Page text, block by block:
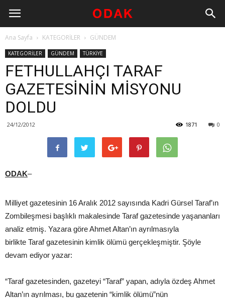
Ana Sayfa KATEGORİLER GÜNDEM
KATEGORİLER GÜNDEM TÜRKİYE
FETHULLAHÇI TARAF
GAZETESİNİN MİSYONU
DOLDU
24/12/2012 0
1871
ODAK–
Milliyet gazetesinin 16 Aralık 2012 sayısında Kadri Gürsel Taraf’ın
Zombileşmesi başlıklı makalesinde Taraf gazetesinde yaşananları
analiz etmiş. Yazara göre Ahmet Altan’ın ayrılmasıyla
birlikte Taraf gazetesinin kimlik ölümü gerçekleşmiştir. Şöyle
devam ediyor yazar:
“Taraf gazetesinden, gazeteyi “Taraf” yapan, adıyla özdeş Ahmet
Altan’ın ayrılması, bu gazetenin “kimlik ölümü”nün